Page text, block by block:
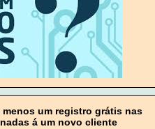
um registro grátis nas
á um novo cliente